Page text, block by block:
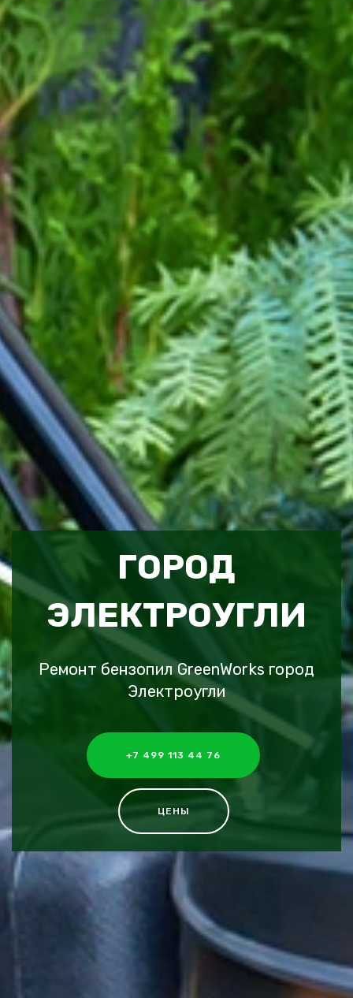
ГОРОД
ЭЛЕКТРОУГЛИ
Ремонт бензопил GreenWorks город
Электроугли
+7 499 113 44 76
ЦЕНЫ